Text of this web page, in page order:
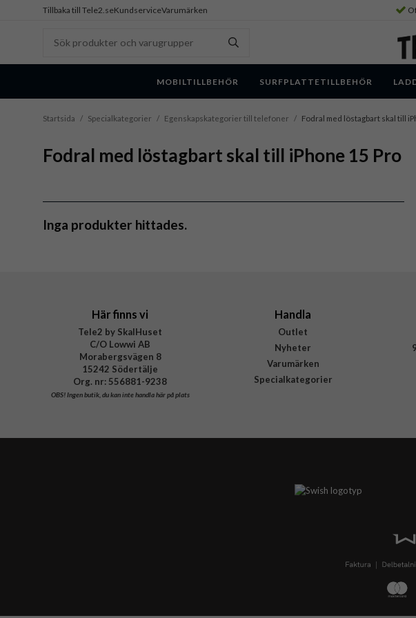
Tillbaka till Tele2.seKundserviceVarumärken
MOBILTILLBEHÖR SURFPLATTETILLBEHÖR
Startsida / Specialkategorier / Egenskapskategorier till telefoner / Fodral med löstagbart skal till
Fodral med löstagbart skal till iPhone 15 Pro
Inga produkter hittades.
Här finns vi
Tele2 by SkalHuset
C/O Lowwi AB
Morabergsvägen 8
15242 Södertälje
Org. nr: 556881-9238
OBS!Ingen butik, du kan inte handla här på plats
Handla
Outlet
Nyheter
Varumärken
Specialkategorier